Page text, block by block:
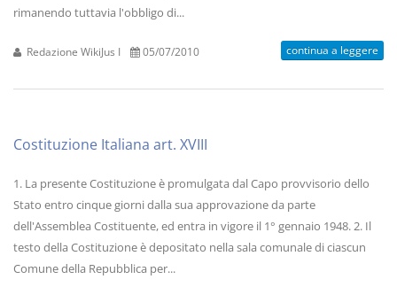
rimanendo tuttavia l'obbligo di...
Redazione WikiJus I 05/07/2010 continua a leggere
Costituzione Italiana art. XVIII
1. La presente Costituzione è promulgata dal Capo provvisorio dello
Stato entro cinque giorni dalla sua approvazione da parte
dell'Assemblea Costituente, ed entra in vigore il 1° gennaio 1948. 2. Il
testo della Costituzione è depositato nella sala comunale di ciascun
Comune della Repubblica per...